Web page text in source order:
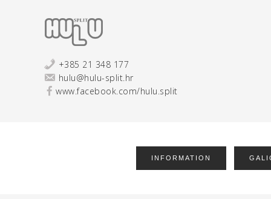
+385 21 348 177
hulu@hulu-split.hr
www.facebook.com/hulu.split
INFORMATION